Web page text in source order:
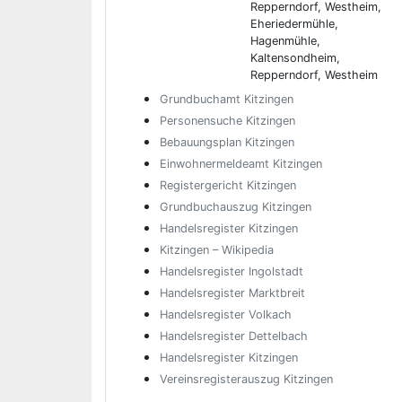
Repperndorf, Westheim,
Eheriedermühle,
Hagenmühle,
Kaltensondheim,
Repperndorf, Westheim
Grundbuchamt Kitzingen
Personensuche Kitzingen
Bebauungsplan Kitzingen
Einwohnermeldeamt Kitzingen
Registergericht Kitzingen
Grundbuchauszug Kitzingen
Handelsregister Kitzingen
Kitzingen – Wikipedia
Handelsregister Ingolstadt
Handelsregister Marktbreit
Handelsregister Volkach
Handelsregister Dettelbach
Handelsregister Kitzingen
Vereinsregisterauszug Kitzingen